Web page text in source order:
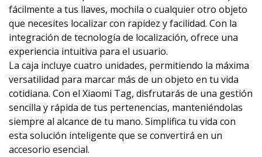
fácilmente a tus llaves, mochila o cualquier otro objeto
que necesites localizar con rapidez y facilidad. Con la
integración de tecnología de localización, ofrece una
experiencia intuitiva para el usuario.
La caja incluye cuatro unidades, permitiendo la máxima
versatilidad para marcar más de un objeto en tu vida
cotidiana. Con el Xiaomi Tag, disfrutarás de una gestión
sencilla y rápida de tus pertenencias, manteniéndolas
siempre al alcance de tu mano. Simplifica tu vida con
esta solución inteligente que se convertirá en un
accesorio esencial.